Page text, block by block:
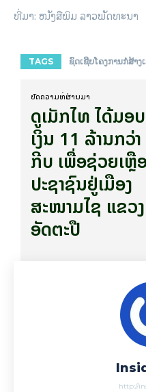
ທີ່​ມາ: ​ໜັງ​ສື​ພິມ ລາວ​ພັດ​ທະ​ນາ
TAGS ຊົດ​ເຊີຍ​​ໂຄງການ​ກໍ່ສ້າ
ບົດ​ຄວາມ​ທີ່​ຜ່ານ​ມາ
ດູເມັກໄທ ໄດ້ມອບ
ເງິນ 11 ລ້ານກວ່າ
ກີບ ເພື່ອຊ່ວຍ​ເຫຼື
ປະຊາຊົນຢູ່ເມືອງ
ສະໜາມໄຊ ແຂວງ
ອັດຕະປື
http://